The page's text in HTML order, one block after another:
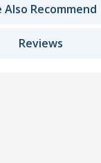
Also Recommend
Reviews